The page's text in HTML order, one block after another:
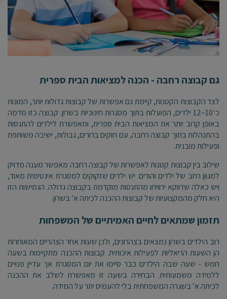
גם קבוצה רחבה - הכנה למציאות הבית ספרית
לצד הקבוצות הקטנות, קיימת גם אפשרות של קבוצות גדולות יותר, המונות
כ־10
–12
ילדים, הפועלות בתוך מסגרות חינוכיות בשרון. קבוצה כזו מדמה
באופן קרוב יותר את המציאות הבית ספרית, ומאפשרת לילדים להתנסות
בהתנהלות בתוך קבוצה רחבה, עם חוקים ברורים, גבולות, ישיבה משותפת
ופעילות מובנית.
שילוב בין קבוצות קטנות לאפשרות של קבוצה רחבה מאפשר מענה מדויק
למגוון רחב של ילדים והורים. יש ילדים שזקוקים למסגרת אינטימית מאוד,
ויש כאלה שדווקא ירוויחו מהתנסות מוקדמת בקבוצה גדולה. הגמישות הזו
היא חלק מהמקצועיות של קבוצות ההכנה לכיתה א’ בשרון.
תזמון שמתאים לחיים האמיתיים של המשפחות
רוב הילדים בשרון נמצאים בצהרונים, ולכן שעות אחר הצהריים המאוחרות
הן השעות הריאליות לפעילות איכותית. קבוצות ההכנה מתקיימות בשעה
חמש - שעה שבה הילדים כבר סיימו את יום המסגרת אך עדיין פנויים
ללמידה משמעותית. הבחירה בשעה זו מאפשרת לשלב את ההכנה
לכיתה א’ בשגרה המשפחתית בלי להעמיס יתר על המידה.